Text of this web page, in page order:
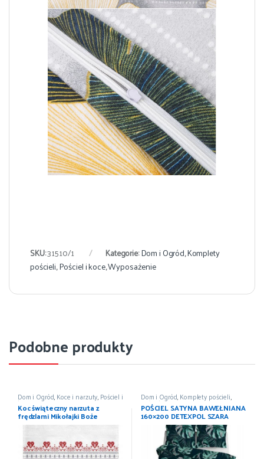
SKU:31510/1 Kategorie:Dom i Ogród,Komplety
pościeli,Pościel i koce,Wyposażenie
Podobne produkty
Dom i Ogród, Koce i narzuty, Pościel i
koce,Wyposażenie
Koc świąteczny narzuta z
frędzlami Mikołajki Boże
Narodzenie 150×200
Dom i Ogród, Komplety pościeli,
Pościel i koce,Wyposażenie
POŚCIEL SATYNA BAWEŁNIANA
160×200 DETEXPOL SZARA